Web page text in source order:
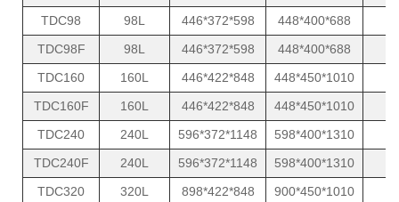
TDC98 98L 446*372*598 448*400*688
TDC98F
98L 446*372*598 448*400*688
TDC160
160L 446*422*848 448*450*1010
TDC160F
160L 446*422*848 448*450*1010
TDC240
240L 596*372*1148 598*400*1310
TDC240F
240L 596*372*1148 598*400*1310
TDC320
320L 898*422*848 900*450*1010